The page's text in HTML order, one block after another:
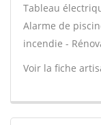
Tableau
Alarme de
incendie -
Voir la fiche